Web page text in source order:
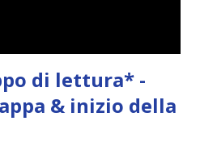
di lettura* -
& inizio della